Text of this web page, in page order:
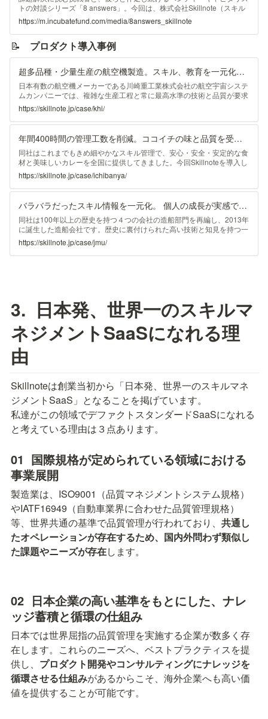
トの対談シリーズ「8 answers」。今回は、株式会社Skillnote（スキル
ノート）の代表取締役CEOの山川氏が登場。『 SKILL NOTE ...
https://m.incubatefund.com/media/8answers_skillnote
📝 プロダクト導入事例
超多品種・少量生産の航空機製造。スキル、教育を一元化し、さらなる品質向上へ | スキルノート｜製造業特化のスキル管理・人材育成システム｜250社以上が導入
日本有数の航空機メーカーである川崎重工業株式会社の航空宇宙システ
ムカンパニーでは、複雑な生産工程と常に最高水準の技術と品質が要求
されます。数多くの人が関わる現場で、さらに高いレベルを目指プロジ
ェクトである「Smart-K」実現のために 「Skillnote」を導入した背景
を、生産企画部の清家 嘉昭さんと、服部 一隆さんにお伺いしました。
https://skillnote.jp/case/khi/
年間400時間の管理工数を削減。ココイチの味と品質を受け継ぐ人材の成長を促進 | スキルノート｜製造業特化のスキル管理・人材育成システム｜250社以上が導入
同社はこれまでもきめ細やかなスキル管理で、安心・安全・安定的な食
材と美味しいカレーを全国に提供してきました。今回Skillnoteを導入し
たのは、セントラルキッチンの役割を担う全国3つの工場。複雑化した
スキル管理の効率化を図り、人材育成の基盤を作るべくSkillnoteを導入
しました。導入を主導された生産管理部課長の新本周平さんと藤井隆さ
ん、栃木工場生産管理課長の薄井大助さんにお話を伺いました。
https://skillnote.jp/case/ichibanya/
バラバラだったスキル情報を一元化。 個人の成長が実感できる環境づくりと全社横通しの人財マネジメントの実現へ。 | スキルノート｜製造業特化のスキル管理・人材育成システム｜250社以上が導入
同社は100年以上の歴史を持つ４つの会社の造船部門を再編し、2013年
に誕生した造船会社です。歴史に裏付けられた高い技術と知見を持つ一
方、異なるルーツを持つがゆえに、これまで人財育成は事業所（製造拠
点）ごとに委ねられていました。そこで同社は、生産に関する全社横断
的な組織「生産センター」において、技能系社員に対する共通技能評価
https://skillnote.jp/case/jmu/
3.  日本発、世界一のスキルマ
ネジメントSaaSになれる理
由
Skillnoteは創業当初から「日本発、世界一のスキルマネ
ジメントSaaS」となることを掲げています。
私達がこの領域でデファクトスタンダードSaaSになれる
と考えている理由は３点あります。
01  国際規格が定められている領域における
事業展開
製造業は、ISO9001（品質マネジメントシステム規格）
やIATF16949（自動車業界に合わせた品質管理規格）
等、世界共通の基準で品質管理が行われており、 共通し
たオペレーションが存在するため、国内外問わず類似し
た課題やニーズが存在します。
02  日本企業の高い基準をもとにした、ナレ
ッジ蓄積と循環の仕組み
日本では世界屈指の品質管理を実施する企業が数多く存
在します。これらのニーズへ、ベストプラクティスを提
供し、 プロダクト開発やコンサルティングにナレッジを
循環させる仕組みがあるからこそ、海外企業へも高い価
値を提供することが可能です。